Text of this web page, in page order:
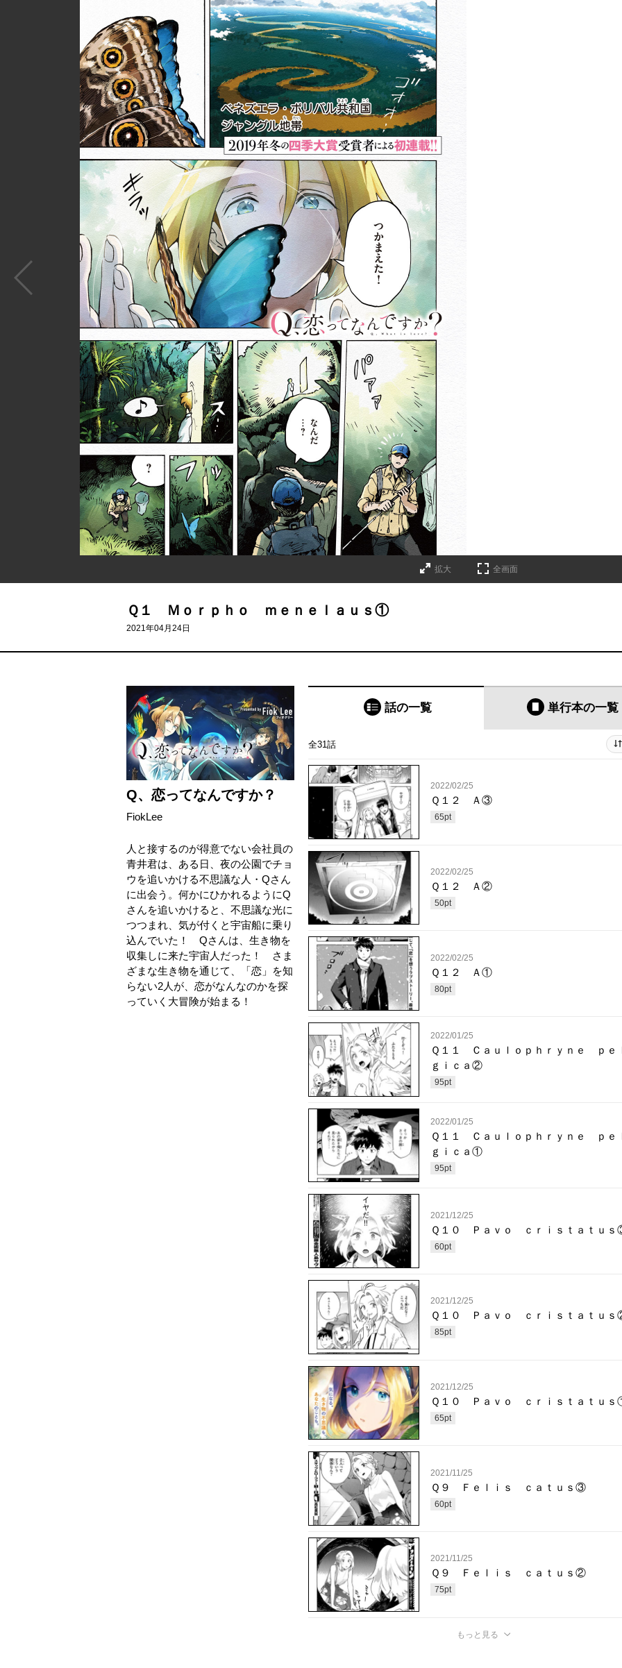
拡大 全画面
Ｑ１ Ｍｏｒｐｈｏ ｍｅｎｅｌａｕｓ①
2021年04月24日
Q、恋ってなんですか？
FiokLee
人と接するのが得意でない会社員の
青井君は、ある日、夜の公園でチョ
ウを追いかける不思議な人・Qさん
に出会う。何かにひかれるようにQ
さんを追いかけると、不思議な光に
つつまれ、気が付くと宇宙船に乗り
込んでいた！ Qさんは、生き物を
収集しに来た宇宙人だった！ さま
ざまな生き物を通じて、「恋」を知
らない2人が、恋がなんなのかを探
っていく大冒険が始まる！
話の一覧 単行本の一覧
全31話
2022/02/25
Ｑ１２ Ａ③
65pt
2022/02/25
Ｑ１２ Ａ②
50pt
2022/02/25
Ｑ１２ Ａ①
80pt
2022/01/25
Ｑ１１ Ｃａｕｌｏｐｈｒｙｎｅ ｐｅ
ｇｉｃａ②
95pt
2022/01/25
Ｑ１１ Ｃａｕｌｏｐｈｒｙｎｅ ｐｅ
ｇｉｃａ①
95pt
2021/12/25
Ｑ１０ Ｐａｖｏ ｃｒｉｓｔａｔｕ
60pt
2021/12/25
Ｑ１０ Ｐａｖｏ ｃｒｉｓｔａｔｕ
85pt
2021/12/25
Ｑ１０ Ｐａｖｏ ｃｒｉｓｔａｔｕ
65pt
2021/11/25
Ｑ９ Ｆｅｌｉｓ ｃａｔｕｓ③
60pt
2021/11/25
Ｑ９ Ｆｅｌｉｓ ｃａｔｕｓ②
75pt
もっと見る